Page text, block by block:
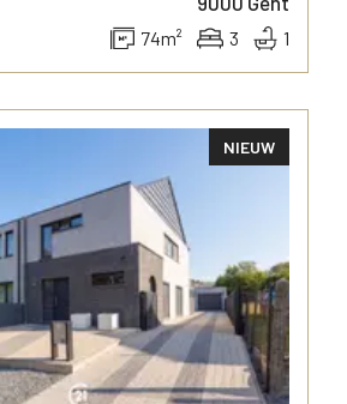
74m² 3 1
NIEUW